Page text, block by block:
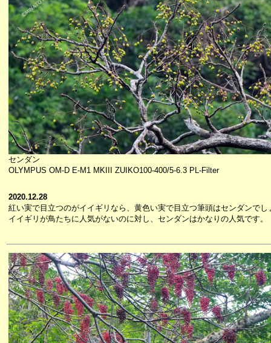
センダン
OLYMPUS OM-D E-M1 MKIII ZUIKO100-400/5-6.3 PL-Filter
2020.12.28
紅い実で目立つのがイイギリなら、黄色い実で目立つ筆頭はセンダンでし
イイギリが鳥たちに人気がないのに対し、センダンはかなりの人気です。